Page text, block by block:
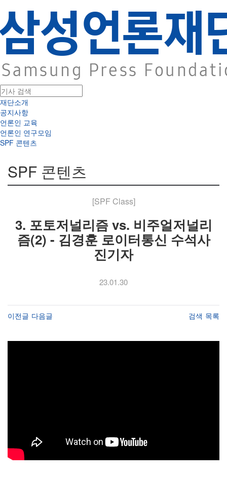
재단소개
공지사항
언론인 교육
언론인 연구모임
SPF 콘텐츠
SPF 콘텐츠
[SPF Class]
3. 포토저널리즘 vs. 비주얼저널리
즘(2) - 김경훈 로이터통신 수석사
진기자
23.01.30
이전글 다음글 검색 목록